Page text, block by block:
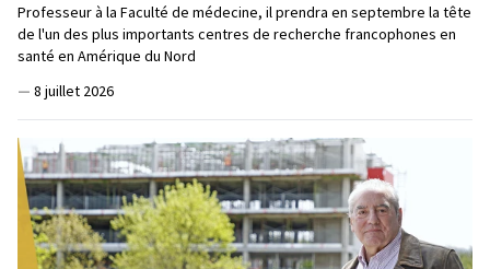
Professeur à la Faculté de médecine, il prendra en septembre la tête
de l'un des plus importants centres de recherche francophones en
santé en Amérique du Nord
— 8 juillet 2026